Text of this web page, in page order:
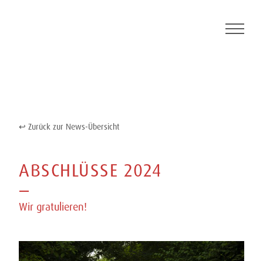
Zurück zur News-Übersicht
ABSCHLÜSSE 2024
Wir gratulieren!